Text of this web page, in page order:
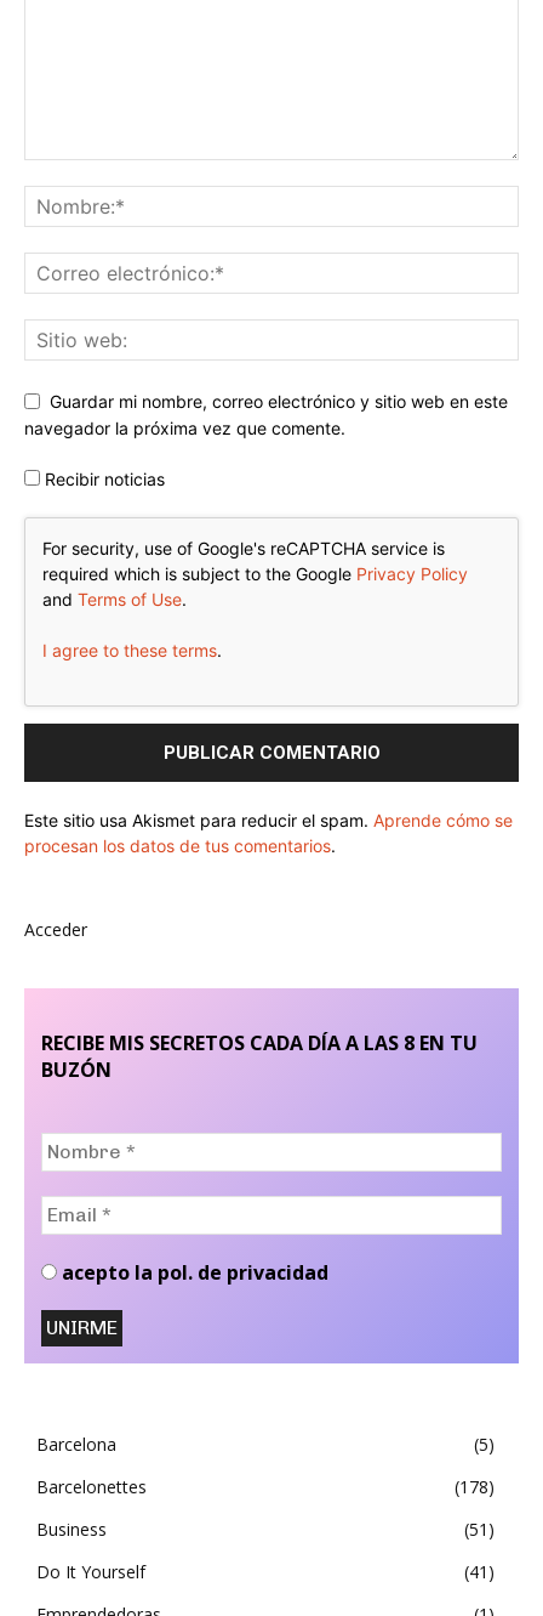
Guardar mi nombre, correo electrónico y sitio web en este
navegador la próxima vez que comente.
Recibir noticias
For security, use of Google's reCAPTCHA service is
required which is subject to the Google Privacy Policy
and Terms of Use.
I agree to these terms.
Este sitio usa Akismet para reducir el spam. Aprende cómo se
procesan los datos de tus comentarios.
Acceder
RECIBE MIS SECRETOS CADA DÍA A LAS 8 EN TU
BUZÓN
Nombre
Email
acepto la pol. de privacidad
Barcelona
5
Barcelonettes
178
Business
51
Do It Yourself
41